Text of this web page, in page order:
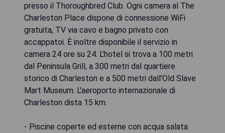
presso il Thoroughbred Club. Ogni camera al The
Charleston Place dispone di connessione WiFi
gratuita, TV via cavo e bagno privato con
accappatoi. È inoltre disponibile il servizio in
camera 24 ore su 24. L'hotel si trova a 100 metri
dal Peninsula Grill, a 300 metri dal quartiere
storico di Charleston e a 500 metri dall'Old Slave
Mart Museum. L'aeroporto internazionale di
Charleston dista 15 km.
- Piscine coperte ed esterne con acqua salata